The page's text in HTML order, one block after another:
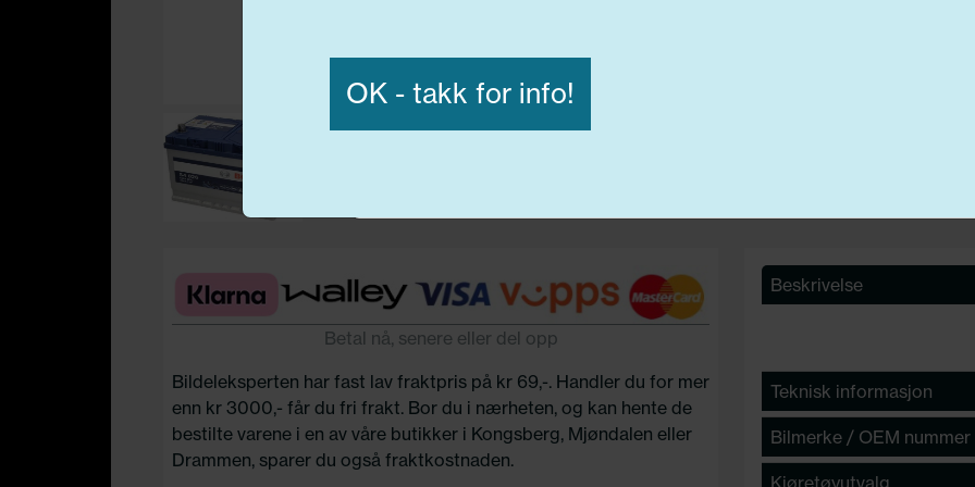
Betal nå, senere eller del opp
Bildeleksperten har fast lav fraktpris på kr 69,-. Handler du for mer
enn kr 3000,- får du fri frakt. Bor du i nærheten, og kan hente de
bestilte varene i en av våre butikker i Kongsberg, Mjøndalen eller
Drammen, sparer du også fraktkostnaden.
Beskrivelse
Teknisk informasjon
Bilmerke / OEM nummer
Kjøretøyutvalg
OK - takk for info!